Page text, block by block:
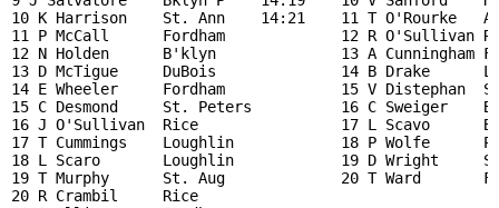
10 K Harrison    St. Ann    14:21    11 T O'Rourke
11 P McCall      Fordham             12 R O'Sullivan
12 N Holden      B'klyn              13 A Cunningham
13 D McTigue     DuBois              14 B Drake
14 E Wheeler     Fordham             15 V Distephan
15 C Desmond     St. Peters          16 C Sweiger
16 J O'Sullivan  Rice                17 L Scavo
17 T Cummings    Loughlin            18 P Wolfe
18 L Scaro       Loughlin            19 D Wright
19 T Murphy      St. Aug             20 T Ward
20 R Crambil     Rice